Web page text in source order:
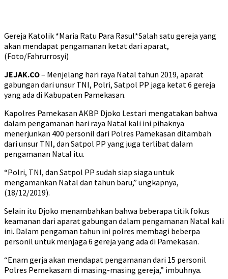
Gereja Katolik *Maria Ratu Para Rasul*Salah satu gereja yang
akan mendapat pengamanan ketat dari aparat,
(Foto/Fahrurrosyi)
JEJAK.CO– Menjelang hari raya Natal tahun 2019, aparat
gabungan dari unsur TNI, Polri, Satpol PP jaga ketat 6 gereja
yang ada di Kabupaten Pamekasan.
Kapolres Pamekasan AKBP Djoko Lestari mengatakan bahwa
dalam pengamanan hari raya Natal kali ini pihaknya
menerjunkan 400 personil dari Polres Pamekasan ditambah
dari unsur TNI, dan Satpol PP yang juga terlibat dalam
pengamanan Natal itu.
“Polri, TNI, dan Satpol PP sudah siap siaga untuk
mengamankan Natal dan tahun baru,” ungkapnya,
(18/12/2019).
Selain itu Djoko menambahkan bahwa beberapa titik fokus
keamanan dari aparat gabungan dalam pengamanan Natal kali
ini. Dalam pengaman tahun ini polres membagi beberpa
personil untuk menjaga 6 gereja yang ada di Pamekasan.
“Enam gerja akan mendapat pengamanan dari 15 personil
Polres Pemekasam di masing-masing gereja,” imbuhnya.